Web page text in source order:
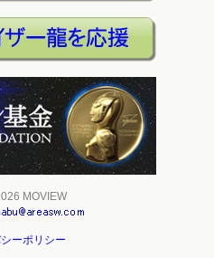
MOVIEW
ーポリシー